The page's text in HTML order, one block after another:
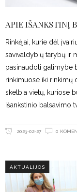
APIE IŠANKSTINĮ
Rinkėjai, kurie dėl
savivaldybių tarybų ir
pasinaudoti galimybe
rinkimuose iki rinkimų
skelbia vietų, kuriose
Išankstinio balsavimo
2023-02-27 0
AKTUALIJOS